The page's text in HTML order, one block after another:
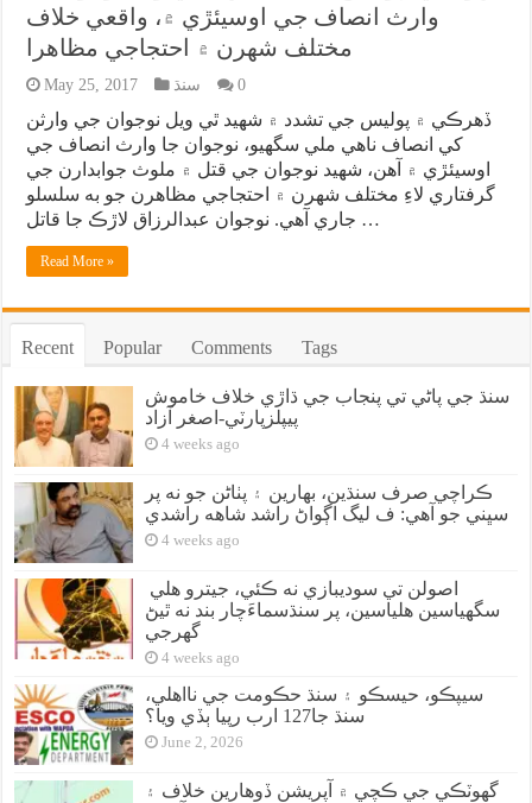
وارث انصاف جي اوسيئڙي ۾، واقعي خلاف
مختلف شهرن ۾ احتجاجي مظاهرا
May 25, 2017 سنڌ 0
ڏهرڪي ۾ پوليس جي تشدد ۾ شهيد ٿي ويل نوجوان جي وارثن
کي انصاف ناهي ملي سگهيو، نوجوان جا وارث انصاف جي
اوسيئڙي ۾ آهن، شهيد نوجوان جي قتل ۾ ملوث جوابدارن جي
گرفتاري لاءِ مختلف شهرن ۾ احتجاجي مظاهرن جو به سلسلو
جاري آهي. نوجوان عبدالرزاق لاڙڪ جا قاتل …
Read More »
Recent Popular Comments Tags
سنڌ جي پاڻي تي پنجاب جي ڌاڙي خلاف خاموش
پيپلزپارٽي-اصغر آزاد
4 weeks ago
ڪراچي صرف سنڌين، بهارين ۽ پٺاڻن جو نه پر
سڀني جو آهي: ف ليگ اڳواڻ راشد شاهه راشدي
4 weeks ago
سگهياسين هلياسين، پر سنڌسماءَچار بند نه ٿيڻ
گهرجي
4 weeks ago
سيپڪو، حيسڪو ۽ سنڌ حڪومت جي نااهلي،
سنڌ جا127 ارب رپيا ٻڏي ويا؟
June 2, 2026
گهوٽڪي جي ڪچي ۾ آپريشن ڏوهارين خلاف ۽